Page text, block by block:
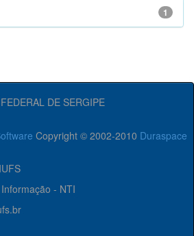
1
DE SERGIPE
Copyright © 2002-2010 Duraspace
- NTI